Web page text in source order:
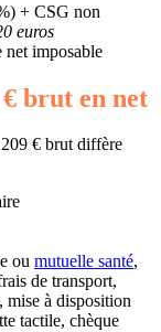
+ CSG non
euros
net imposable
brut en net
€ brut diffère
ou mutuelle santé,
de transport,
mise à disposition
tactile, chèque